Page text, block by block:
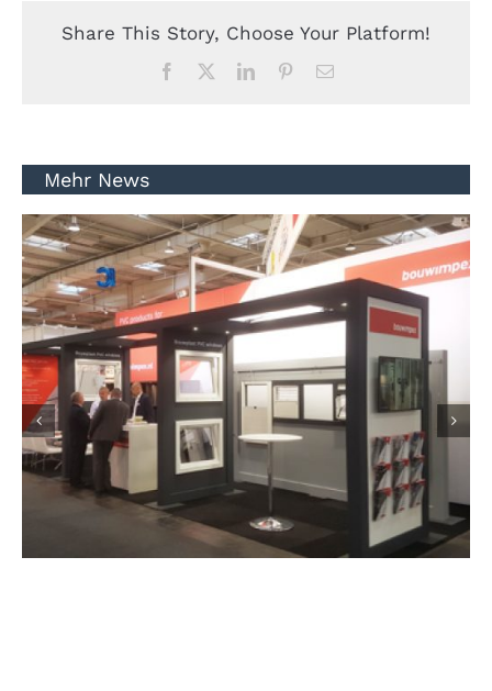
Share This Story, Choose Your Platform!
Facebook
TwitterLinkedInPinterestEmail
Mehr News